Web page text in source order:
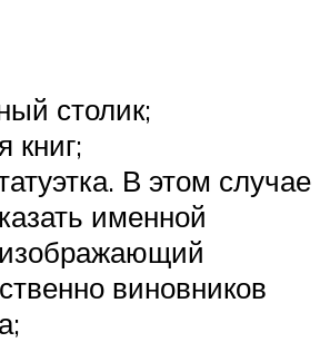
столик;
книг;
В этом случае
именной
виновников